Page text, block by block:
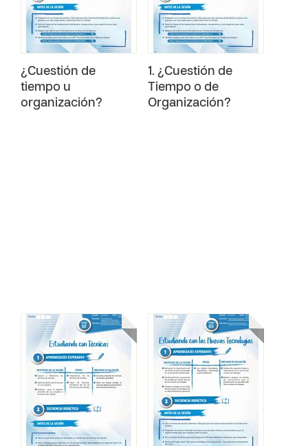
¿Cuestión de
tiempo u
organización?
1. ¿Cuestión de
Tiempo o de
Organización?